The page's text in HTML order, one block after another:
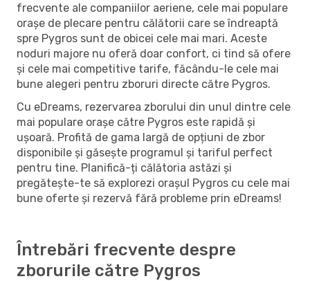
frecvente ale companiilor aeriene, cele mai populare
orașe de plecare pentru călătorii care se îndreaptă
spre Pygros sunt de obicei cele mai mari. Aceste
noduri majore nu oferă doar confort, ci tind să ofere
și cele mai competitive tarife, făcându-le cele mai
bune alegeri pentru zboruri directe către Pygros.
Cu eDreams, rezervarea zborului din unul dintre cele
mai populare orașe către Pygros este rapidă și
ușoară. Profită de gama largă de opțiuni de zbor
disponibile și găsește programul și tariful perfect
pentru tine. Planifică-ți călătoria astăzi și
pregătește-te să explorezi orașul Pygros cu cele mai
bune oferte și rezervă fără probleme prin eDreams!
Întrebări frecvente despre
zborurile către Pygros